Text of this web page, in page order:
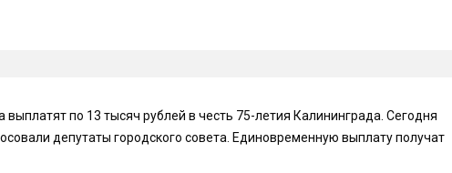
по 13 тысяч рублей в честь 75-летия Калининграда. Сегодня
депутаты городского совета. Единовременную выплату получат